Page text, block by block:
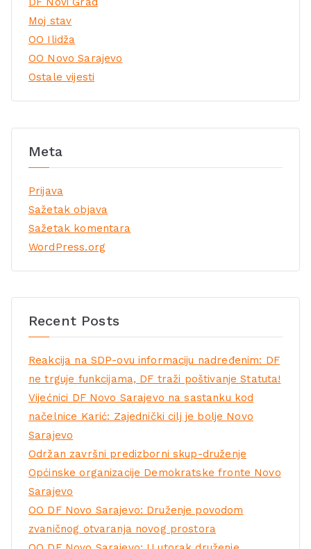
Moj stav
OO Ilidža
OO Novo Sarajevo
Ostale vijesti
Meta
Prijava
Sažetak objava
Sažetak komentara
WordPress.org
Recent Posts
Reakcija na SDP-ovu informaciju nadređenim: DF
ne trguje funkcijama, DF traži poštivanje Statuta!
Vijećnici DF Novo Sarajevo na sastanku kod
načelnice Karić: Zajednički cilj je bolje Novo
Sarajevo
Održan završni predizborni skup-druženje
Općinske organizacije Demokratske fronte Novo
Sarajevo
OO DF Novo Sarajevo: Druženje povodom
zvaničnog otvaranja novog prostora